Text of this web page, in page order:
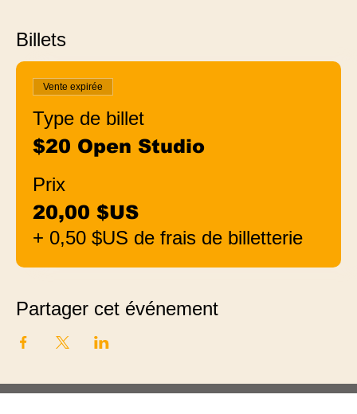
Billets
Vente expirée
Type de billet
$20 Open Studio
Prix
20,00 $US
+ 0,50 $US de frais de billetterie
Partager cet événement